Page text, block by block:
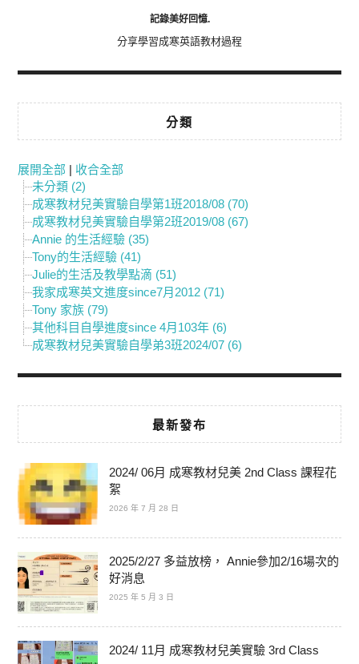
記錄美好回憶.
分享學習成寒英語教材過程
分類
展開全部 | 收合全部
未分類 (2)
成寒教材兒美實驗自學第1班2018/08 (70)
成寒教材兒美實驗自學第2班2019/08 (67)
Annie 的生活經驗 (35)
Tony的生活經驗 (41)
Julie的生活及教學點滴 (51)
我家成寒英文進度since7月2012 (71)
Tony 家族 (79)
其他科目自學進度since 4月103年 (6)
成寒教材兒美實驗自學弟3班2024/07 (6)
最新發布
2024/ 06月 成寒教材兒美 2nd Class 課程花
絮
2026 年 7 月 28 日
2025/2/27 多益放榜， Annie參加2/16場次的
好消息
2025 年 5 月 3 日
2024/ 11月 成寒教材兒美實驗 3rd Class